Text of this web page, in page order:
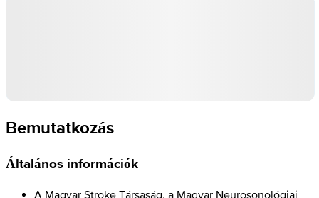
Bemutatkozás
Általános információk
A Magyar Stroke Társaság, a Magyar Neurosonológiai